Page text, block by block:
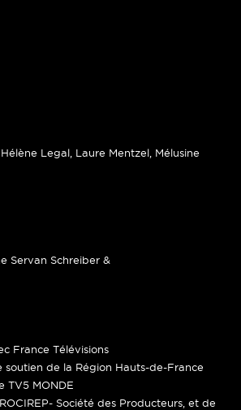
Legal, Laure Mentzel, Mélusine
Servan Schreiber &
France Télévisions
soutien de la Région Hauts-de-France
TV5 MONDE
Société des Producteurs, et de